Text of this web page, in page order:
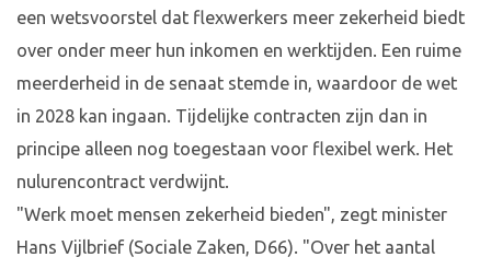
een wetsvoorstel dat flexwerkers meer zekerheid biedt
over onder meer hun inkomen en werktijden. Een ruime
meerderheid in de senaat stemde in, waardoor de wet
in 2028 kan ingaan. Tijdelijke contracten zijn dan in
principe alleen nog toegestaan voor flexibel werk. Het
nulurencontract verdwijnt.
"Werk moet mensen zekerheid bieden", zegt minister
Hans Vijlbrief (Sociale Zaken, D66). "Over het aantal